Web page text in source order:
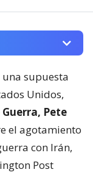
una supuesta
Unidos,
Pete
el agotamiento
con Irán,
Post